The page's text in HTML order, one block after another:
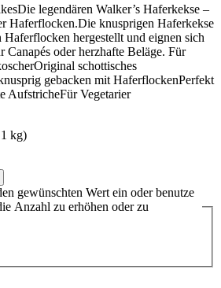
legendären Walker’s Haferkekse –
Haferflocken.Die knusprigen Haferkekse
hergestellt und eignen sich
Canapés oder herzhafte Beläge. Für
schottisches
gebacken mit HaferflockenPerfekt
AufstricheFür Vegetarier
kg)
gewünschten Wert ein oder benutze
Anzahl zu erhöhen oder zu